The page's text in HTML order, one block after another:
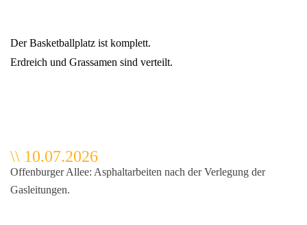
Der Basketballplatz ist komplett.
Erdreich und Grassamen sind verteilt.
\\ 10.07.2026
Offenburger Allee: Asphaltarbeiten nach der Verlegung der
Gasleitungen.